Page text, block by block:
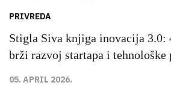
PRIVREDA
Stigla Siva knjiga inovacija 3.0:
brži razvoj startapa i
05. APRIL 2026.